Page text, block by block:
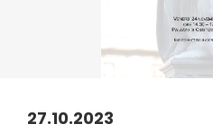
27.10.2023